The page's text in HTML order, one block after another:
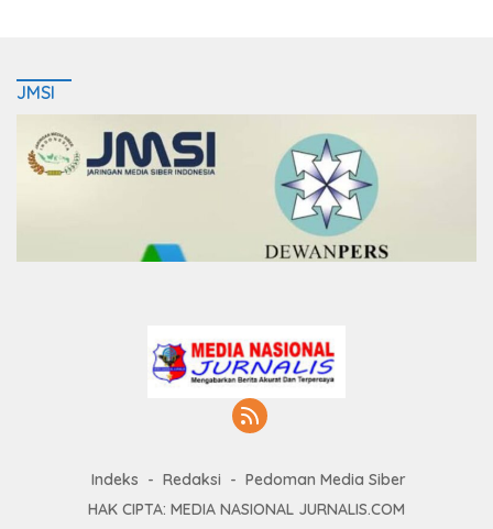
JMSI
Indeks Redaksi
Pedoman Media Siber
HAK CIPTA: MEDIA NASIONAL JURNALIS.COM